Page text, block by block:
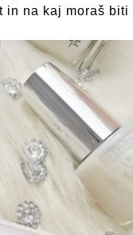
na kaj moraš biti